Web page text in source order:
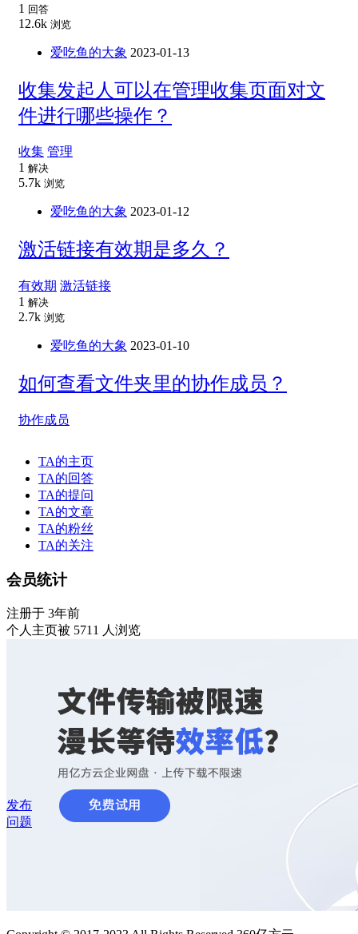
1 回答
12.6k 浏览
爱吃鱼的大象 2023-01-13
收集发起人可以在管理收集页面对文
件进行哪些操作？
收集 管理
1 解决
5.7k 浏览
爱吃鱼的大象 2023-01-12
激活链接有效期是多久？
有效期 激活链接
1 解决
2.7k 浏览
爱吃鱼的大象 2023-01-10
如何查看文件夹里的协作成员？
协作成员
TA的主页
TA的回答
TA的提问
TA的文章
TA的粉丝
TA的关注
会员统计
注册于 3年前
个人主页被 5711 人浏览
发布
问题